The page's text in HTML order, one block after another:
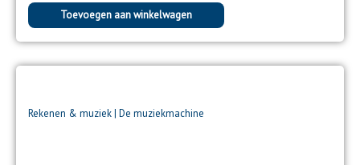
Toevoegen aan winkelwagen
Rekenen & muziek | De muziekmachine